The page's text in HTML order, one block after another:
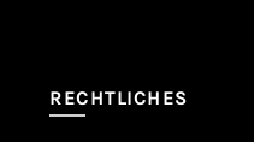
RECHTLICHES